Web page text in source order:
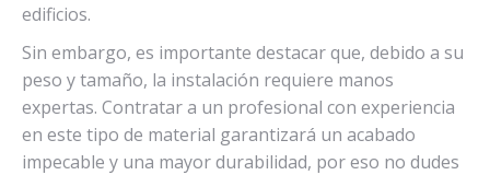
edificios.
Sin embargo, es importante destacar que, debido a su
peso y tamaño, la instalación requiere manos
expertas. Contratar a un profesional con experiencia
en este tipo de material garantizará un acabado
impecable y una mayor durabilidad, por eso no dudes